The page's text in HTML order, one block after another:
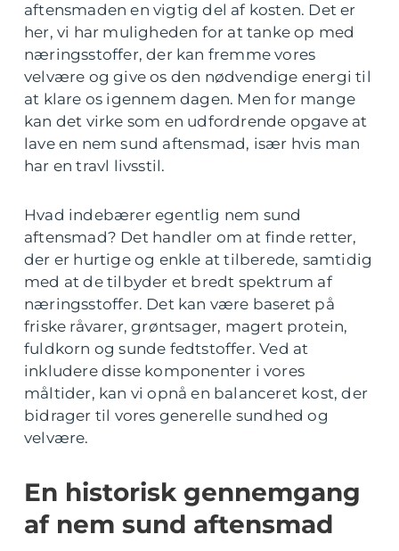
aftensmaden en vigtig del af kosten. Det er
her, vi har muligheden for at tanke op med
næringsstoffer, der kan fremme vores
velvære og give os den nødvendige energi til
at klare os igennem dagen. Men for mange
kan det virke som en udfordrende opgave at
lave en nem sund aftensmad, især hvis man
har en travl livsstil.
Hvad indebærer egentlig nem sund
aftensmad? Det handler om at finde retter,
der er hurtige og enkle at tilberede, samtidig
med at de tilbyder et bredt spektrum af
næringsstoffer. Det kan være baseret på
friske råvarer, grøntsager, magert protein,
fuldkorn og sunde fedtstoffer. Ved at
inkludere disse komponenter i vores
måltider, kan vi opnå en balanceret kost, der
bidrager til vores generelle sundhed og
velvære.
En historisk gennemgang
af nem sund aftensmad